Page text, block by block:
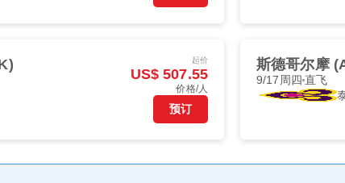
起价
US$ 507.55
价格/人
预订
斯德哥尔摩
9/17周四 直飞